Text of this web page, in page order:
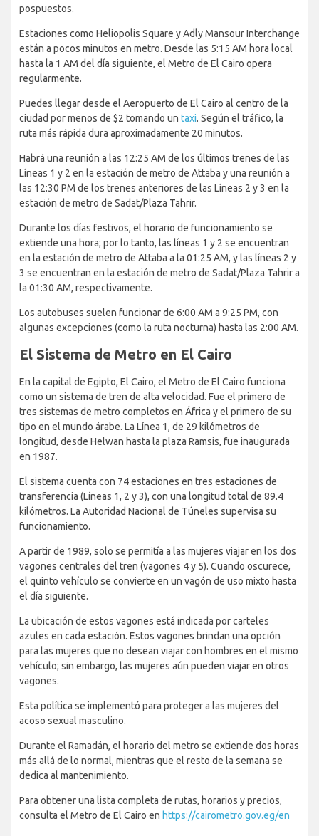
pospuestos.
Estaciones como Heliopolis Square y Adly Mansour Interchange
están a pocos minutos en metro. Desde las 5:15 AM hora local
hasta la 1 AM del día siguiente, el Metro de El Cairo opera
regularmente.
Puedes llegar desde el Aeropuerto de El Cairo al centro de la
ciudad por menos de $2 tomando un taxi. Según el tráfico, la
ruta más rápida dura aproximadamente 20 minutos.
Habrá una reunión a las 12:25 AM de los últimos trenes de las
Líneas 1 y 2 en la estación de metro de Attaba y una reunión a
las 12:30 PM de los trenes anteriores de las Líneas 2 y 3 en la
estación de metro de Sadat/Plaza Tahrir.
Durante los días festivos, el horario de funcionamiento se
extiende una hora; por lo tanto, las líneas 1 y 2 se encuentran
en la estación de metro de Attaba a la 01:25 AM, y las líneas 2 y
3 se encuentran en la estación de metro de Sadat/Plaza Tahrir a
la 01:30 AM, respectivamente.
Los autobuses suelen funcionar de 6:00 AM a 9:25 PM, con
algunas excepciones (como la ruta nocturna) hasta las 2:00 AM.
El Sistema de Metro en El Cairo
En la capital de Egipto, El Cairo, el Metro de El Cairo funciona
como un sistema de tren de alta velocidad. Fue el primero de
tres sistemas de metro completos en África y el primero de su
tipo en el mundo árabe. La Línea 1, de 29 kilómetros de
longitud, desde Helwan hasta la plaza Ramsis, fue inaugurada
en 1987.
El sistema cuenta con 74 estaciones en tres estaciones de
transferencia (Líneas 1, 2 y 3), con una longitud total de 89.4
kilómetros. La Autoridad Nacional de Túneles supervisa su
funcionamiento.
A partir de 1989, solo se permitía a las mujeres viajar en los dos
vagones centrales del tren (vagones 4 y 5). Cuando oscurece,
el quinto vehículo se convierte en un vagón de uso mixto hasta
el día siguiente.
La ubicación de estos vagones está indicada por carteles
azules en cada estación. Estos vagones brindan una opción
para las mujeres que no desean viajar con hombres en el mismo
vehículo; sin embargo, las mujeres aún pueden viajar en otros
vagones.
Esta política se implementó para proteger a las mujeres del
acoso sexual masculino.
Durante el Ramadán, el horario del metro se extiende dos horas
más allá de lo normal, mientras que el resto de la semana se
dedica al mantenimiento.
Para obtener una lista completa de rutas, horarios y precios,
consulta el Metro de El Cairo en https://cairometro.gov.eg/en